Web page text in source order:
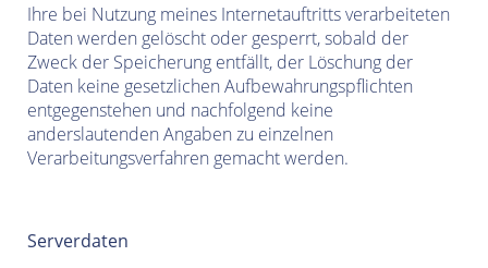
Ihre bei Nutzung meines Internetauftritts verarbeiteten
Daten werden gelöscht oder gesperrt, sobald der
Zweck der Speicherung entfällt, der Löschung der
Daten keine gesetzlichen Aufbewahrungspflichten
entgegenstehen und nachfolgend keine
anderslautenden Angaben zu einzelnen
Verarbeitungsverfahren gemacht werden.
Serverdaten